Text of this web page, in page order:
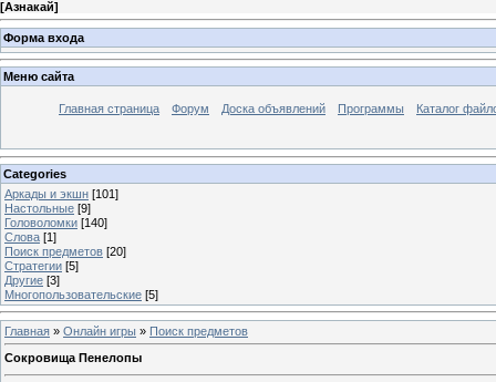
[Азнакай]
Форма входа
Меню сайта
Главная страница Форум Доска объявлений Программы Каталог
Categories
Аркады и экшн [101]
Настольные [9]
Головоломки [140]
Слова [1]
Поиск предметов [20]
Стратегии [5]
Другие [3]
Многопользовательские [5]
Главная » Онлайн игры » Поиск предметов
Сокровища Пенелопы